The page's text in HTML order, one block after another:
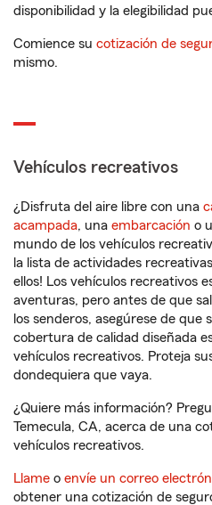
disponibilidad y la elegibilidad
Comience su cotización de
mismo.
Vehículos recreativos
¿Disfruta del aire libre con una
acampada, una embarcación o
mundo de los vehículos
la lista de actividades
ellos! Los vehículos recreativos
aventuras, pero antes de que
los senderos, asegúrese de que
cobertura de calidad diseñada
vehículos recreativos. Proteja
dondequiera que vaya.
¿Quiere más información?
Temecula, CA, acerca de una
vehículos recreativos.
Llame o envíe un correo
obtener una cotización de